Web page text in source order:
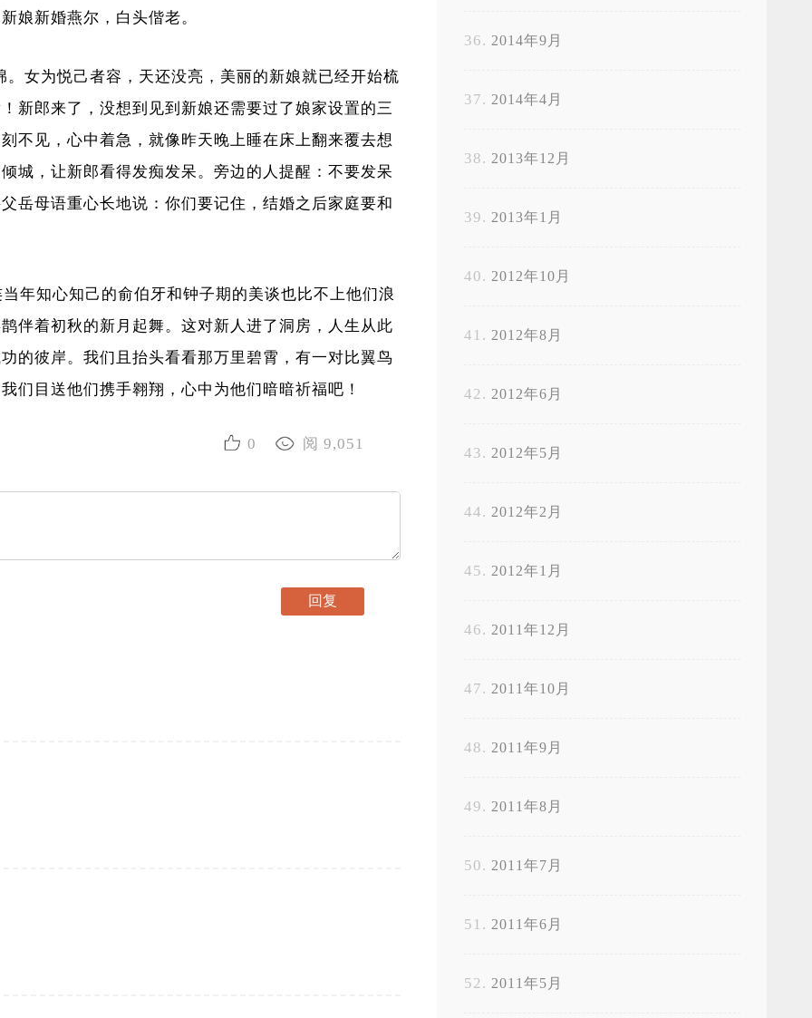
2014年9月
2014年4月
2013年12月
2013年1月
2012年10月
2012年8月
2012年6月
2012年5月
2012年2月
2012年1月
2011年12月
2011年10月
2011年9月
2011年8月
2011年7月
2011年6月
2011年5月
娘新婚燕尔，白头偕老。
女为悦己者容，天还没亮，美丽的新娘就已经开始梳
新郎来了，没想到见到新娘还需要过了娘家设置的三
不见，心中着急，就像昨天晚上睡在床上翻来覆去想
城，让新郎看得发痴发呆。旁边的人提醒：不要发呆
岳母语重心长地说：你们要记住，结婚之后家庭要和
知心知己的俞伯牙和钟子期的美谈也比不上他们浪
伴着初秋的新月起舞。这对新人进了洞房，人生从此
的彼岸。我们且抬头看看那万里碧霄，有一对比翼鸟
们目送他们携手翱翔，心中为他们暗暗祈福吧！
阅 9,051
0